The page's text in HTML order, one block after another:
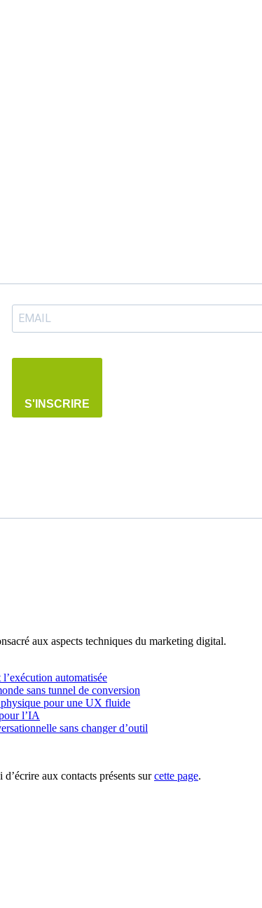
S'INSCRIRE
aux aspects techniques du marketing digital.
automatisée
sans tunnel de conversion
pour une UX fluide
l’IA
sans changer d’outil
aux contacts présents surcette page.